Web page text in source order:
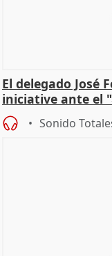
El delegado José
iniciative ante el
hogar en Madri
Sonido